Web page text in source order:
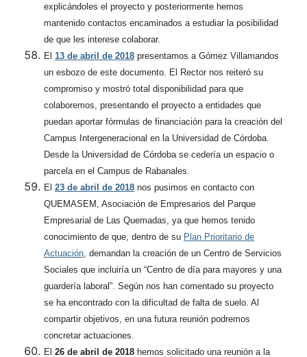
explicándoles el proyecto y posteriormente hemos
mantenido contactos encaminados a estudiar la posibilidad
de que les interese colaborar.
El 13 de abril de 2018 presentamos a Gómez Villamandos
un esbozo de este documento. El Rector nos reiteró su
compromiso y mostró total disponibilidad para que
colaboremos, presentando el proyecto a entidades que
puedan aportar fórmulas de financiación para la creación del
Campus Intergeneracional en la Universidad de Córdoba.
Desde la Universidad de Córdoba se cedería un espacio o
parcela en el Campus de Rabanales.
El 23 de abril de 2018 nos pusimos en contacto con
QUEMASEM, Asociación de Empresarios del Parque
Empresarial de Las Quemadas, ya que hemos tenido
conocimiento de que, dentro de su Plan Prioritario de
Actuación , demandan la creación de un Centro de Servicios
Sociales que incluiría un “Centro de día para mayores y una
guardería laboral”. Según nos han comentado su proyecto
se ha encontrado con la dificultad de falta de suelo. Al
compartir objetivos, en una futura reunión podremos
concretar actuaciones.
El 26 de abril de 2018 hemos solicitado una reunión a la